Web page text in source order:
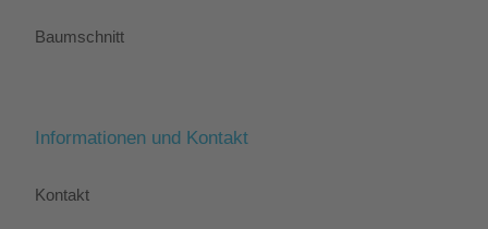
Baumschnitt
Informationen und Kontakt
Kontakt